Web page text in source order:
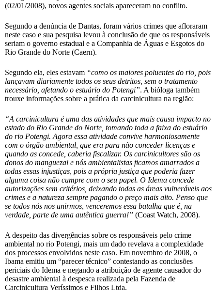
(02/01/2008), novos agentes sociais apareceram no conflito.
Segundo a denúncia de Dantas, foram vários crimes que afloraram
neste caso e sua pesquisa levou à conclusão de que os responsáveis
seriam o governo estadual e a Companhia de Águas e Esgotos do
Rio Grande do Norte (Caern).
Segundo ela, eles estavam “como os maiores poluentes do rio, pois
lançavam diariamente todos os seus detritos, sem o tratamento
necessário, afetando o estuário do Potengi”. A bióloga também
trouxe informações sobre a prática da carcinicultura na região:
“A carcinicultura é uma das atividades que mais causa impacto no
estado do Rio Grande do Norte, tomando toda a faixa do estuário
do rio Potengi. Agora essa atividade convive harmoniosamente
com o órgão ambiental, que era para não conceder licenças e
quando as concede, caberia fiscalizar. Os carcinicultores são os
donos do manguezal e nós ambientalistas ficamos amarrados a
todas essas injustiças, pois a própria justiça que poderia fazer
alguma coisa não cumpre com o seu papel. O Idema concede
autorizações sem critérios, deixando todas as áreas vulneráveis aos
crimes e a natureza sempre pagando o preço mais alto. Penso que
se todos nós nos unirmos, venceremos essa batalha que é, na
verdade, parte de uma autêntica guerra!” (Coast Watch, 2008).
A despeito das divergências sobre os responsáveis pelo crime
ambiental no rio Potengi, mais um dado revelava a complexidade
dos processos envolvidos neste caso. Em novembro de 2008, o
Ibama emitiu um “parecer técnico” contestando as conclusões
periciais do Idema e negando a atribuição de agente causador do
desastre ambiental à despesca realizada pela Fazenda de
Carcinicultura Veríssimos e Filhos Ltda.